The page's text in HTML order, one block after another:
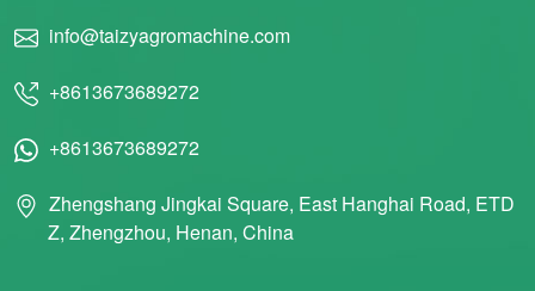
info@taizyagromachine.com
+8613673689272
+8613673689272
Zhengshang Jingkai Square, East Hanghai Road, ETD
Z, Zhengzhou, Henan, China